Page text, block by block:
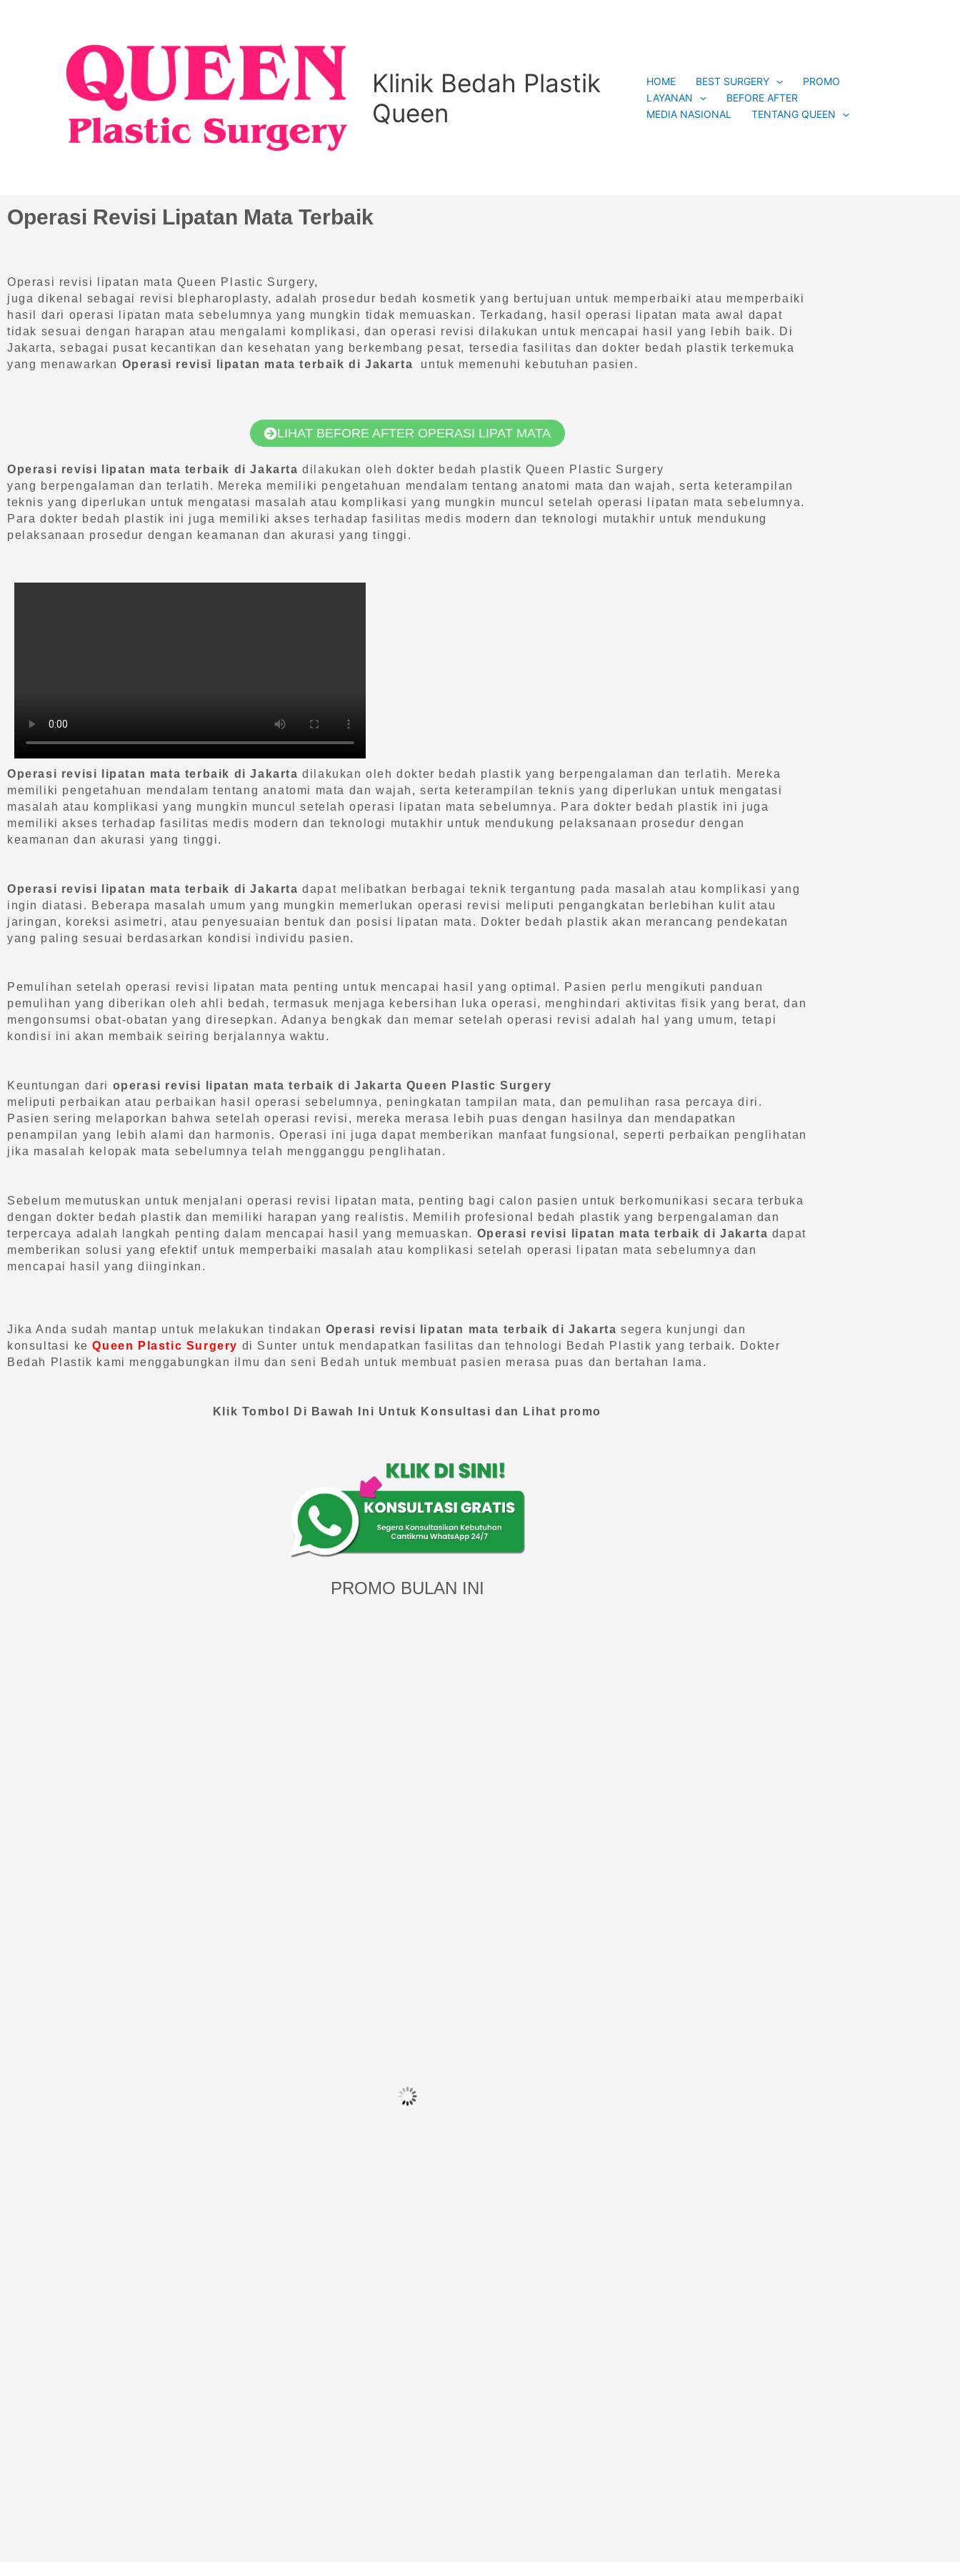
Klinik Bedah Plastik
Queen
HOME BEST SURGERY
PROMO
LAYANAN
BEFORE AFTER
MEDIA NASIONAL
TENTANG QUEEN
Operasi Revisi Lipatan Mata Terbaik
Operasi revisi lipatan mata Queen Plastic Surgery,
juga dikenal sebagai revisi blepharoplasty, adalah prosedur bedah kosmetik yang bertujuan untuk memperbaiki atau memperbaiki
hasil dari operasi lipatan mata sebelumnya yang mungkin tidak memuaskan. Terkadang, hasil operasi lipatan mata awal dapat
tidak sesuai dengan harapan atau mengalami komplikasi, dan operasi revisi dilakukan untuk mencapai hasil yang lebih baik. Di
Jakarta, sebagai pusat kecantikan dan kesehatan yang berkembang pesat, tersedia fasilitas dan dokter bedah plastik terkemuka
yang menawarkan Operasi revisi lipatan mata terbaik di Jakarta untuk memenuhi kebutuhan pasien.
LIHAT BEFORE AFTER OPERASI LIPAT MATA
Operasi revisi lipatan mata terbaik di Jakarta dilakukan oleh dokter bedah plastik Queen Plastic Surgery
yang berpengalaman dan terlatih. Mereka memiliki pengetahuan mendalam tentang anatomi mata dan wajah, serta keterampilan
teknis yang diperlukan untuk mengatasi masalah atau komplikasi yang mungkin muncul setelah operasi lipatan mata sebelumnya.
Para dokter bedah plastik ini juga memiliki akses terhadap fasilitas medis modern dan teknologi mutakhir untuk mendukung
pelaksanaan prosedur dengan keamanan dan akurasi yang tinggi.
Operasi revisi lipatan mata terbaik di Jakarta dilakukan oleh dokter bedah plastik yang berpengalaman dan terlatih. Mereka
memiliki pengetahuan mendalam tentang anatomi mata dan wajah, serta keterampilan teknis yang diperlukan untuk mengatasi
masalah atau komplikasi yang mungkin muncul setelah operasi lipatan mata sebelumnya. Para dokter bedah plastik ini juga
memiliki akses terhadap fasilitas medis modern dan teknologi mutakhir untuk mendukung pelaksanaan prosedur dengan
keamanan dan akurasi yang tinggi.
Operasi revisi lipatan mata terbaik di Jakarta dapat melibatkan berbagai teknik tergantung pada masalah atau komplikasi yang
ingin diatasi. Beberapa masalah umum yang mungkin memerlukan operasi revisi meliputi pengangkatan berlebihan kulit atau
jaringan, koreksi asimetri, atau penyesuaian bentuk dan posisi lipatan mata. Dokter bedah plastik akan merancang pendekatan
yang paling sesuai berdasarkan kondisi individu pasien.
Pemulihan setelah operasi revisi lipatan mata penting untuk mencapai hasil yang optimal. Pasien perlu mengikuti panduan
pemulihan yang diberikan oleh ahli bedah, termasuk menjaga kebersihan luka operasi, menghindari aktivitas fisik yang berat, dan
mengonsumsi obat-obatan yang diresepkan. Adanya bengkak dan memar setelah operasi revisi adalah hal yang umum, tetapi
kondisi ini akan membaik seiring berjalannya waktu.
Keuntungan dari operasi revisi lipatan mata terbaik di Jakarta Queen Plastic Surgery
meliputi perbaikan atau perbaikan hasil operasi sebelumnya, peningkatan tampilan mata, dan pemulihan rasa percaya diri.
Pasien sering melaporkan bahwa setelah operasi revisi, mereka merasa lebih puas dengan hasilnya dan mendapatkan
penampilan yang lebih alami dan harmonis. Operasi ini juga dapat memberikan manfaat fungsional, seperti perbaikan penglihatan
jika masalah kelopak mata sebelumnya telah mengganggu penglihatan.
Sebelum memutuskan untuk menjalani operasi revisi lipatan mata, penting bagi calon pasien untuk berkomunikasi secara terbuka
dengan dokter bedah plastik dan memiliki harapan yang realistis. Memilih profesional bedah plastik yang berpengalaman dan
terpercaya adalah langkah penting dalam mencapai hasil yang memuaskan. Operasi revisi lipatan mata terbaik di Jakarta dapat
memberikan solusi yang efektif untuk memperbaiki masalah atau komplikasi setelah operasi lipatan mata sebelumnya dan
mencapai hasil yang diinginkan.
Jika Anda sudah mantap untuk melakukan tindakan Operasi revisi lipatan mata terbaik di Jakarta segera kunjungi dan
konsultasi keQueen Plastic Surgery di Sunter untuk mendapatkan fasilitas dan tehnologi Bedah Plastik yang terbaik. Dokter
Bedah Plastik kami menggabungkan ilmu dan seni Bedah untuk membuat pasien merasa puas dan bertahan lama.
Klik Tombol Di Bawah Ini Untuk Konsultasi dan Lihat promo
PROMO BULAN INI